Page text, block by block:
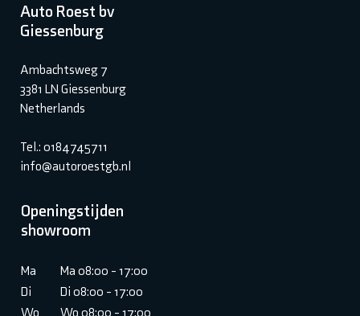
Auto Roest bv
Giessenburg
Ambachtsweg 7
3381 LN Giessenburg
Netherlands
Tel.: 0184745711
info@autoroestgb.nl
Openingstijden
showroom
Ma
Ma 08:00 - 17:00
Di
Di 08:00 - 17:00
Wo
Wo 08:00 - 17:00